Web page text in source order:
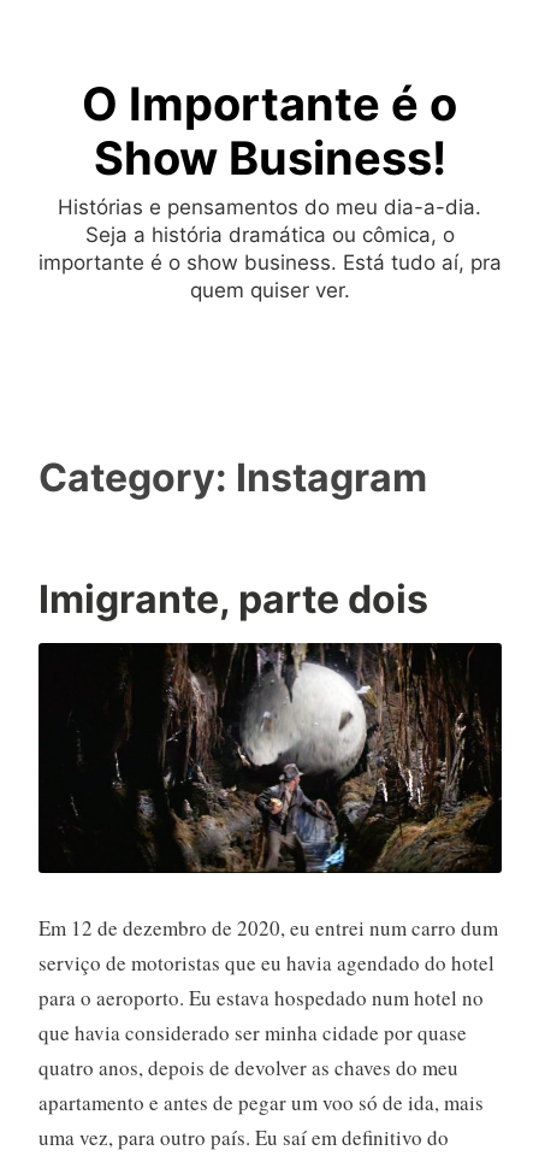
O Importante é o
Show Business!
Histórias e pensamentos do meu dia-a-dia.
Seja a história dramática ou cômica, o
importante é o show business. Está tudo aí, pra
quem quiser ver.
Category: Instagram
Imigrante, parte dois
Em 12 de dezembro de 2020, eu entrei num carro dum
serviço de motoristas que eu havia agendado do hotel
para o aeroporto. Eu estava hospedado num hotel no
que havia considerado ser minha cidade por quase
quatro anos, depois de devolver as chaves do meu
apartamento e antes de pegar um voo só de ida, mais
uma vez, para outro país. Eu saí em definitivo do